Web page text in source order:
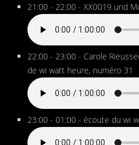
21:00 - 22:00 - XX0019 und
22:00 - 23:00 - Carole
de wi watt heure, numéro 31
23:00 - 01:00 - écoute du wi